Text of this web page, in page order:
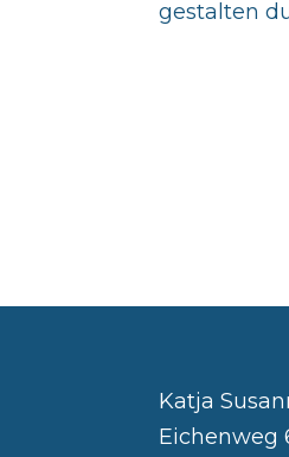
gestalten
Katja
Eichenweg